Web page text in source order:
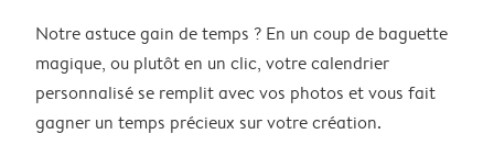
Notre astuce gain de temps ? En un coup de baguette
magique, ou plutôt en un clic, votre calendrier
personnalisé se remplit avec vos photos et vous fait
gagner un temps précieux sur votre création.